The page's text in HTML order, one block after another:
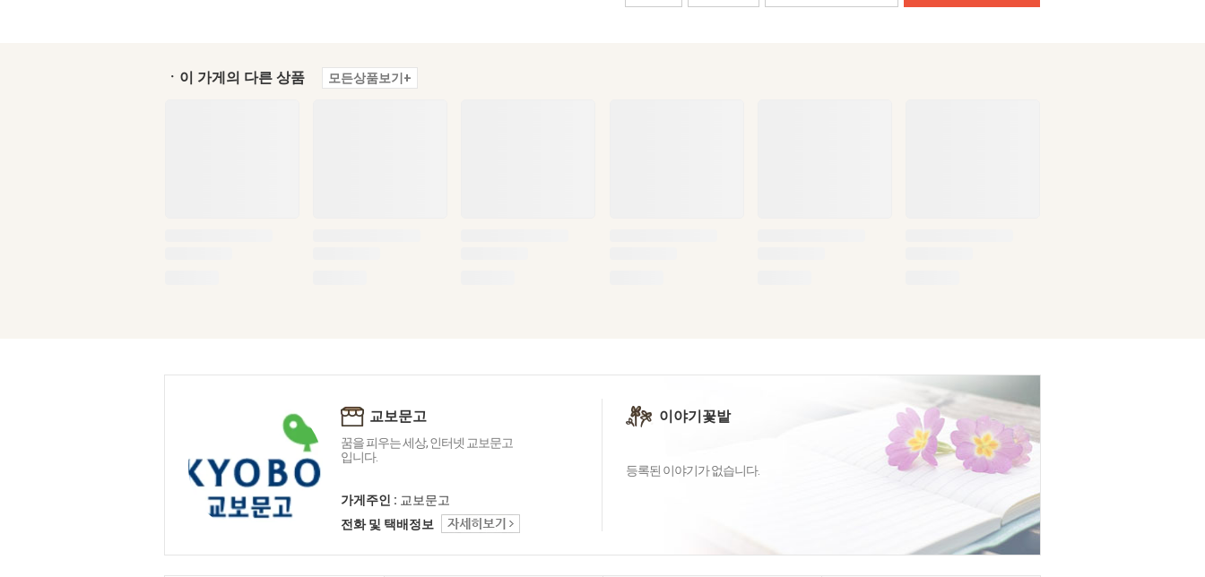
ㆍ이 가게의 다른 상품 모든상품보기+
교보문고
꿈을 피우는 세상, 인터넷 교보문고
입니다.
가게주인 : 교보문고
전화 및 택배정보
이야기꽃밭
등록된 이야기가 없습니다.